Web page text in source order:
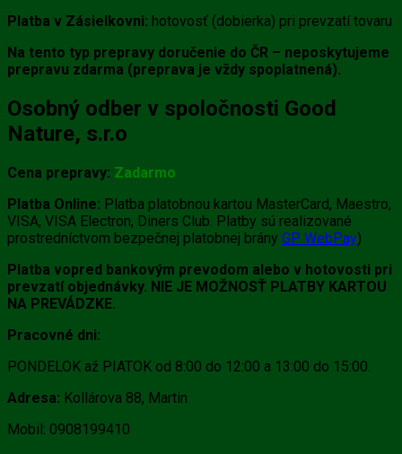
Platba v Zásielkovni: hotovosť (dobierka) pri prevzatí tovaru
Na tento typ prepravy doručenie do ČR – neposkytujeme
prepravu zdarma (preprava je vždy spoplatnená).
Osobný odber v spoločnosti Good
Nature, s.r.o
Cena prepravy: Zadarmo
Platba Online: Platba platobnou kartou MasterCard, Maestro,
VISA, VISA Electron, Diners Club. Platby sú realizované
prostredníctvom bezpečnej platobnej brány GP WebPay)
Platba vopred bankovým prevodom alebo v hotovosti pri
prevzatí objednávky. NIE JE MOŽNOSŤ PLATBY KARTOU
NA PREVÁDZKE.
Pracovné dni:
PONDELOK až PIATOK od 8:00 do 12:00 a 13:00 do 15:00.
Adresa: Kollárova 88, Martin
Mobil: 0908199410